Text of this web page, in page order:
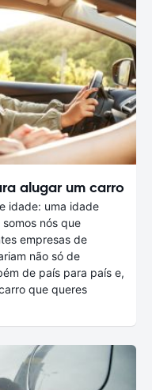
alugar um carro
idade: uma idade
nós que
empresas de
não só de
de país para país e,
que queres